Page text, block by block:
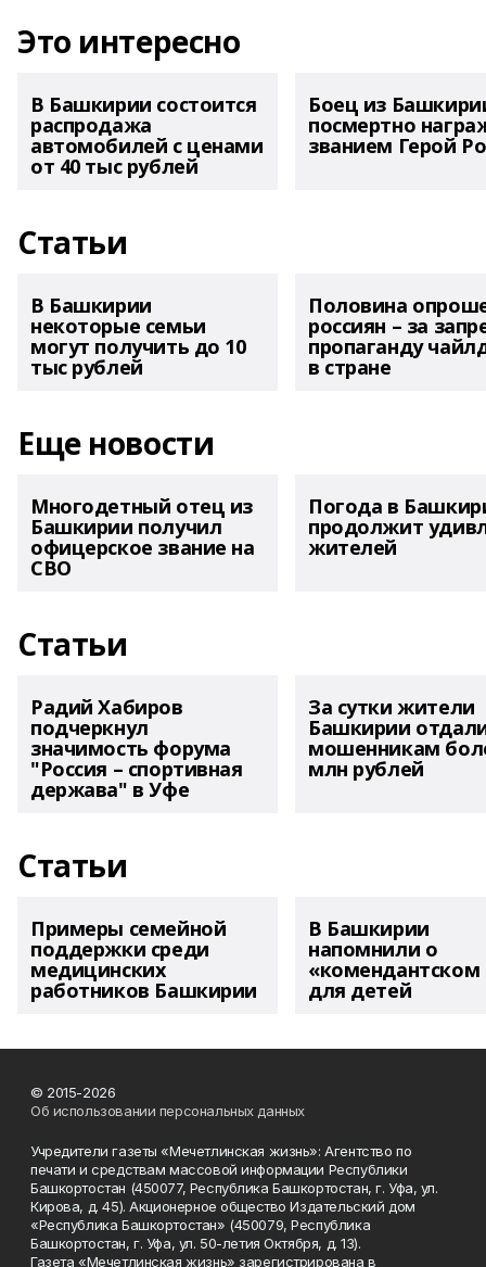
Это интересно
В Башкирии состоится
распродажа
автомобилей с ценами
от 40 тыс рублей
Боец из
посмертно
званием Герой
Статьи
В Башкирии
некоторые семьи
могут получить до 10
тыс рублей
Половина
россиян – за
пропаганду
в стране
Еще новости
Многодетный отец из
Башкирии получил
офицерское звание на
СВО
Погода в
продолжит
жителей
Статьи
Радий Хабиров
подчеркнул
значимость форума
"Россия – спортивная
держава" в Уфе
За сутки жители
Башкирии
мошенникам
млн рублей
Статьи
Примеры семейной
поддержки среди
медицинских
работников Башкирии
В Башкирии
напомнили о
«комендантском
для детей
© 2015-2026
Об использовании персональных данных
Учредители газеты «Мечетлинская жизнь»: Агентство по
печати и средствам массовой информации Республики
Башкортостан (450077, Республика Башкортостан, г. Уфа, ул.
Кирова, д. 45). Акционерное общество Издательский дом
«Республика Башкортостан» (450079, Республика
Башкортостан, г. Уфа, ул. 50-летия Октября, д. 13).
Газета «Мечетлинская жизнь» зарегистрирована в